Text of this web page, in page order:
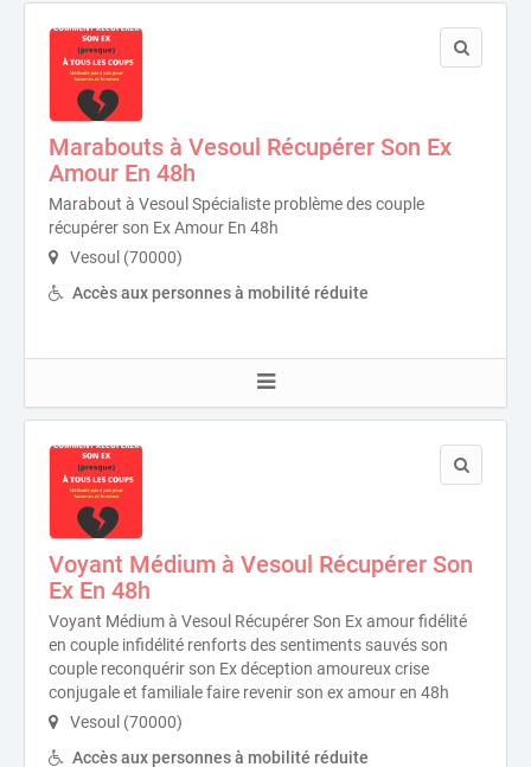
Marabouts à Vesoul Récupérer Son Ex
Amour En 48h
Marabout à Vesoul Spécialiste problème des couple
récupérer son Ex Amour En 48h
Vesoul (70000)
Accès aux personnes à mobilité réduite
Voyant Médium à Vesoul Récupérer Son
Ex En 48h
Voyant Médium à Vesoul Récupérer Son Ex amour fidélité
en couple infidélité renforts des sentiments sauvés son
couple reconquérir son Ex déception amoureux crise
conjugale et familiale faire revenir son ex amour en 48h
Vesoul (70000)
Accès aux personnes à mobilité réduite